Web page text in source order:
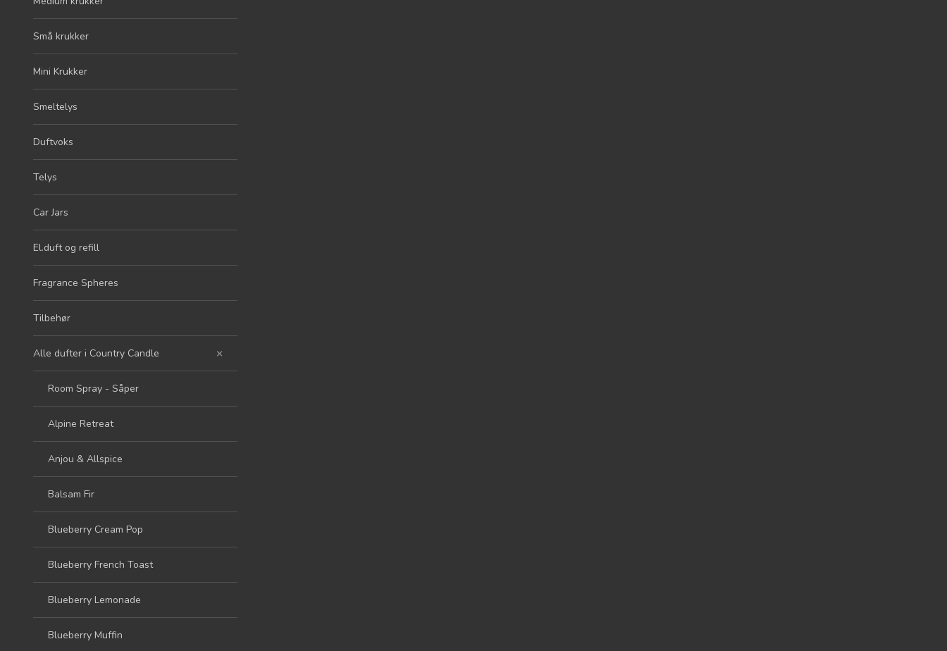
Små krukker
Mini Krukker
Smeltelys
Duftvoks
Telys
Car Jars
El.duft og refill
Fragrance Spheres
Tilbehør
Alle dufter i Country Candle
Room Spray - Såper
Alpine Retreat
Anjou & Allspice
Balsam Fir
Blueberry Cream Pop
Blueberry French Toast
Blueberry Lemonade
Blueberry Muffin